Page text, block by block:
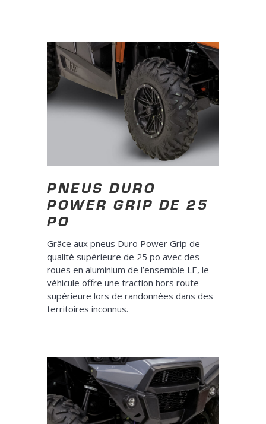
PNEUS DURO
POWER GRIP DE 25
PO
Grâce aux pneus Duro Power Grip de
qualité supérieure de 25 po avec des
roues en aluminium de l’ensemble LE, le
véhicule offre une traction hors route
supérieure lors de randonnées dans des
territoires inconnus.